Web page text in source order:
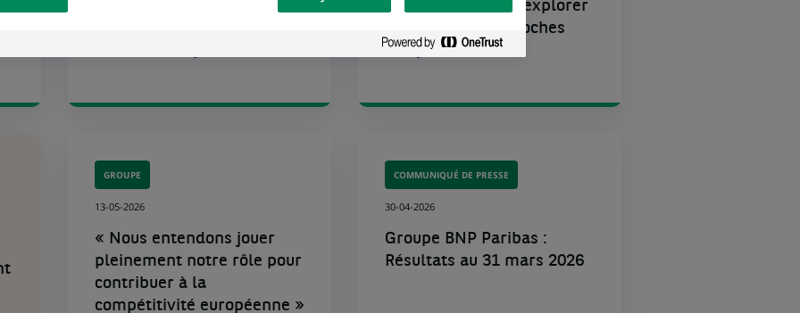
projet Agorá pour explorer
de nouvelles approches
des paiements...
GROUPE
13-05-2026
« Nous entendons jouer
pleinement notre rôle pour
contribuer à la
compétitivité européenne »
COMMUNIQUÉ DE PRESSE
30-04-2026
Groupe BNP Paribas :
Résultats au 31 mars 2026